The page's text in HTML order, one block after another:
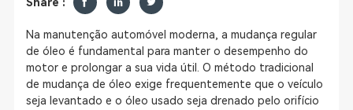
Na manutenção automóvel moderna, a mudança regular
de óleo é fundamental para manter o desempenho do
motor e prolongar a sua vida útil. O método tradicional
de mudança de óleo exige frequentemente que o veículo
seja levantado e o óleo usado seja drenado pelo orifício